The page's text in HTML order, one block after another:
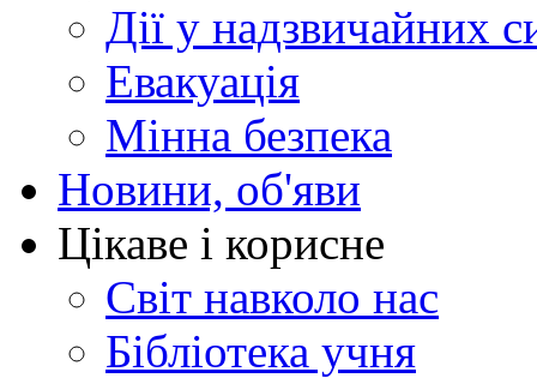
Дії у надзвичайних
Евакуація
Мінна безпека
Новини, об'яви
Цікаве і корисне
Світ навколо нас
Бібліотека учня